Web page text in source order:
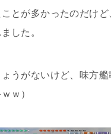
とが多かったのだけど
した。
うがないけど、味方艦
ｗ）